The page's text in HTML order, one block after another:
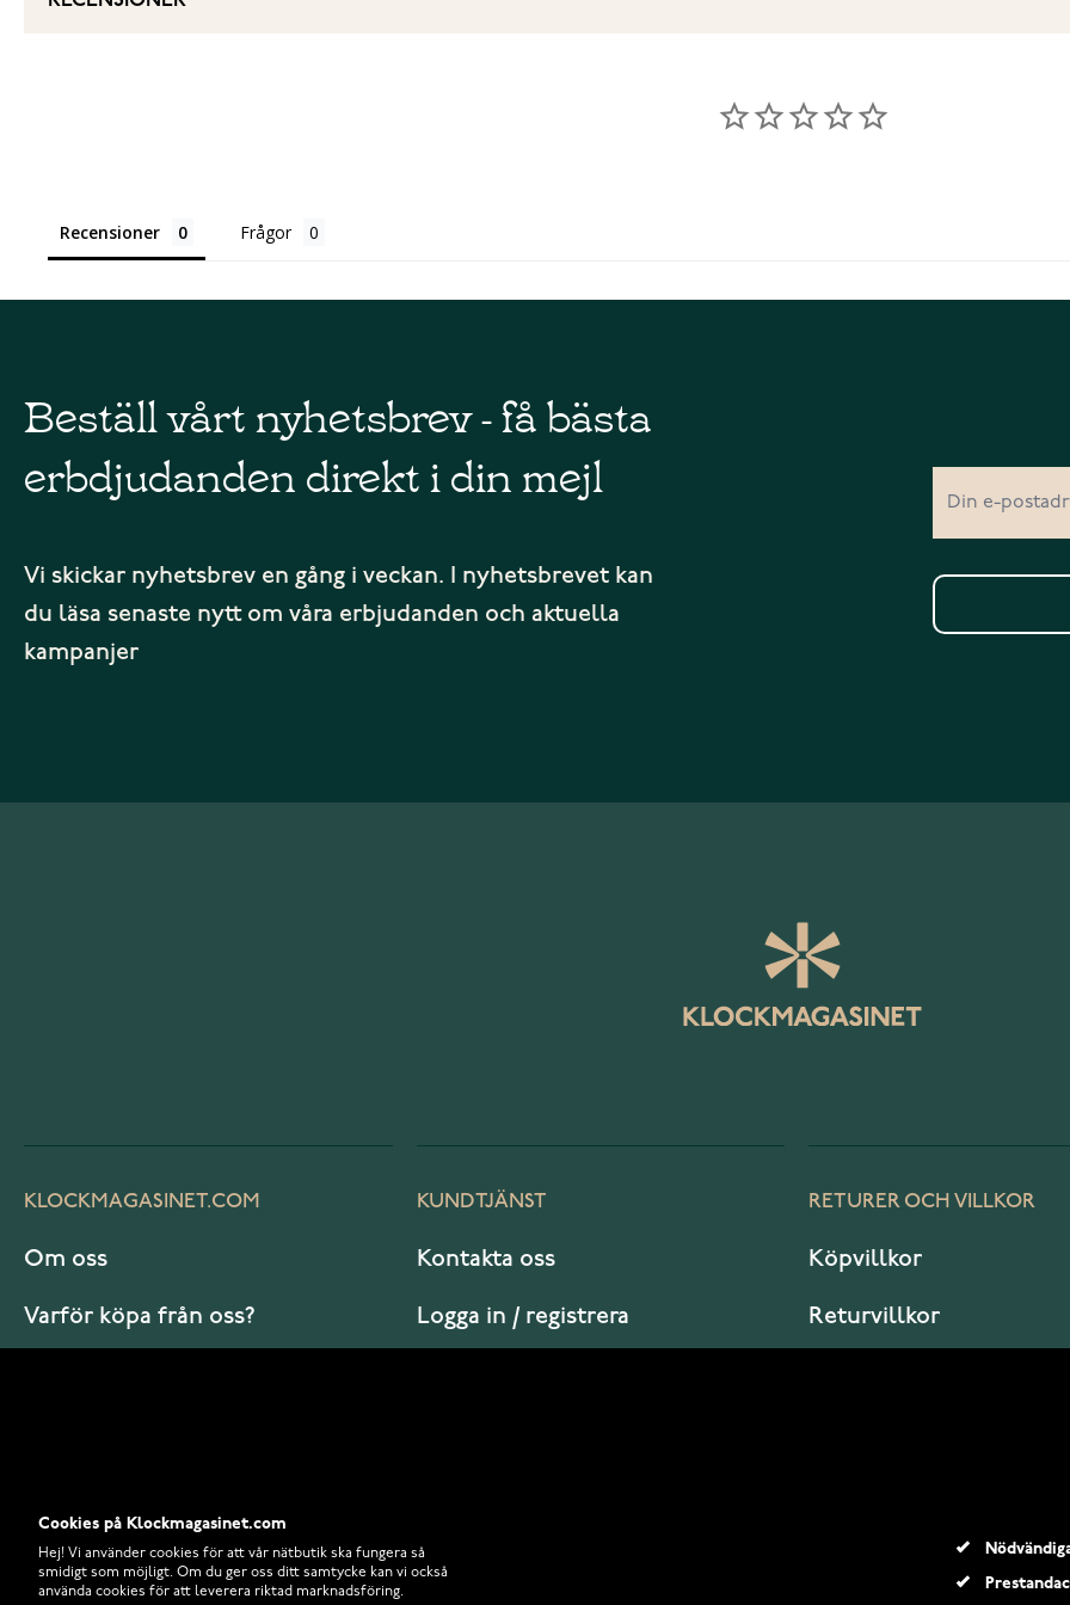
Recensioner Frågor
Beställ vårt nyhetsbrev - få bästa
erbdjudanden direkt i din mejl
Vi skickar nyhetsbrev en gång i veckan. I nyhetsbrevet kan
du läsa senaste nytt om våra erbjudanden och aktuella
kampanjer
KLOCKMAGASINET.COM
Om oss
Varför köpa från oss?
KUNDTJÄNST
Kontakta oss
Logga in / registrera
RETURER OCH VILLKOR
Köpvillkor
Returvillkor
Cookies på Klockmagasinet.com
Hej! Vi använder cookies för att vår nätbutik ska fungera så
smidigt som möjligt. Om du ger oss ditt samtycke kan vi också
använda cookies för att leverera riktad marknadsföring.